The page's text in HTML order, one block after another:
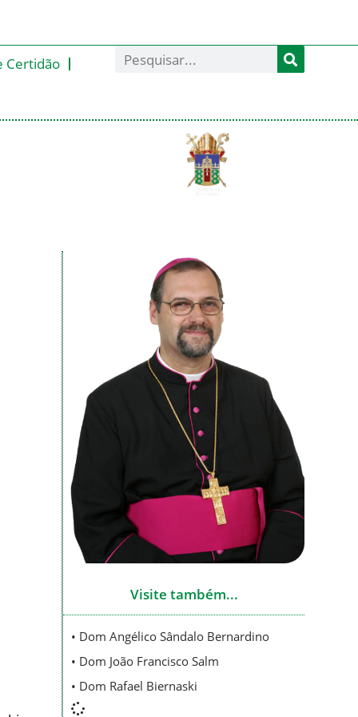
Certidão
Visite também...
• Dom Angélico Sândalo Bernardino
• Dom João Francisco Salm
• Dom Rafael Biernaski